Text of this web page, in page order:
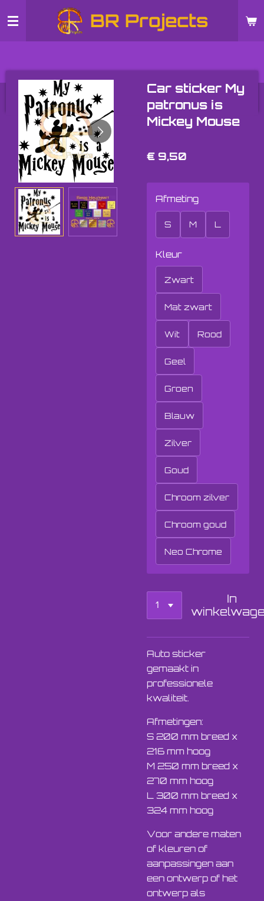
direct
hoofdinhoud
BR Projects
Car sticker My
patronus is
Mickey Mouse
€ 9,50
Afmeting
S M L
Kleur
Zwart
Mat zwart
Wit Rood
Geel
Groen
Blauw
Zilver
Goud
Chroom zilver
Chroom goud
Neo Chrome
In
Auto sticker
gemaakt in
professionele
kwaliteit.
Afmetingen:
S 200 mm breed x
216 mm hoog
M 250 mm breed x
270 mm hoog
L 300 mm breed x
324 mm hoog
Voor andere maten
of kleuren of
aanpassingen aan
een ontwerp of het
ontwerp als